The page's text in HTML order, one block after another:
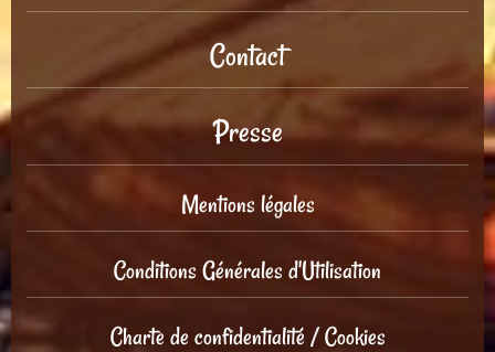
Contact
Presse
Mentions légales
Conditions Générales d'Utilisation
Charte de confidentialité / Cookies